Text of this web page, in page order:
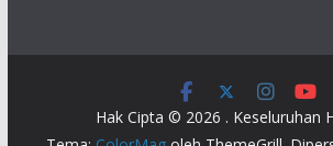
Hak Cipta © 2026 . Keseluruhan